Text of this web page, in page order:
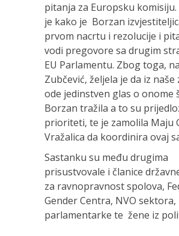
pitanja za Europsku komisiju.
je kako je Borzan
prvom nacrtu i rezolucije i
vodi pregovore sa drugim
EU Parlamentu. Zbog toga,
Zubčević, željela je da iz naše
ode jedinstven glas o onome
Borzan tražila a to su
prioriteti, te je zamolila Maju
Vražalica da koordinira ovaj
Sastanku su među drugima
prisustvovale i članice
za ravnopravnost spolova,
Gender Centra, NVO sektora,
parlamentarke te žene iz